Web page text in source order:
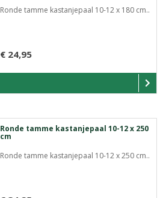
Ronde tamme kastanjepaal 10-12 x 180 cm..
€ 24,95
Ronde tamme kastanjepaal 10-12 x 250
cm
Ronde tamme kastanjepaal 10-12 x 250 cm..